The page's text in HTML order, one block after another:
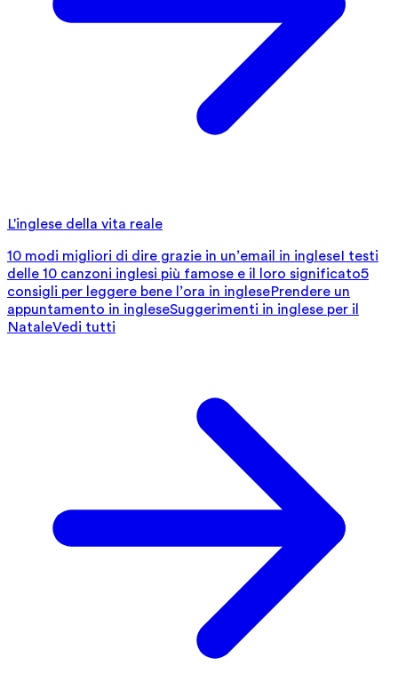
L'inglese della vita reale
10 modi migliori di dire grazie in un’email in ingleseI testi
delle 10 canzoni inglesi più famose e il loro significato5
consigli per leggere bene l’ora in inglesePrendere un
appuntamento in ingleseSuggerimenti in inglese per il
NataleVedi tutti